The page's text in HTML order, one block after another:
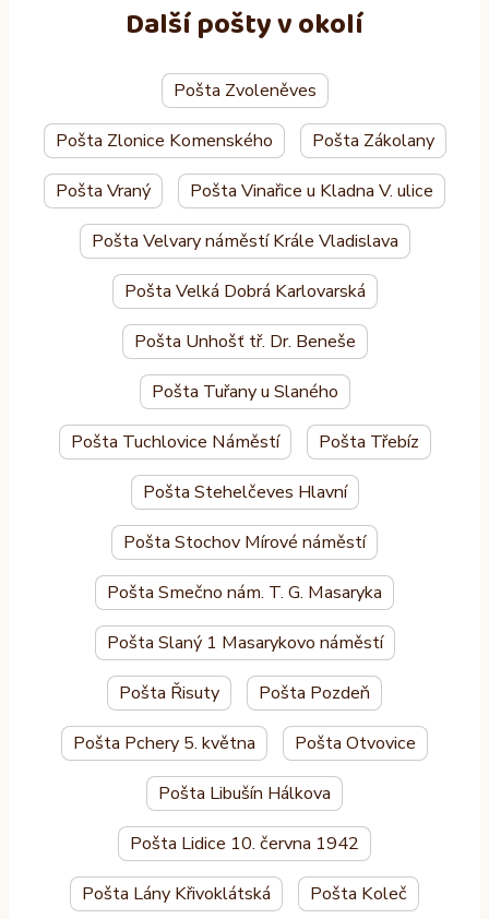
Další pošty v okolí
Pošta Zvoleněves
Pošta Zlonice Komenského Pošta Zákolany
Pošta Vraný Pošta Vinařice u Kladna V. ulice
Pošta Velvary náměstí Krále Vladislava
Pošta Velká Dobrá Karlovarská
Pošta Unhošť tř. Dr. Beneše
Pošta Tuřany u Slaného
Pošta Tuchlovice Náměstí Pošta Třebíz
Pošta Stehelčeves Hlavní
Pošta Stochov Mírové náměstí
Pošta Smečno nám. T. G. Masaryka
Pošta Slaný 1 Masarykovo náměstí
Pošta Řisuty Pošta Pozdeň
Pošta Pchery 5. května Pošta Otvovice
Pošta Libušín Hálkova
Pošta Lidice 10. června 1942
Pošta Lány Křivoklátská Pošta Koleč